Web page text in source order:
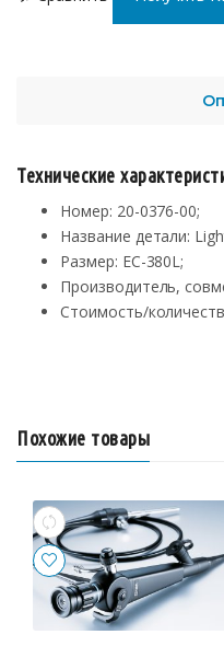
Технические
Номер: 20-0376-00;
Название детали:
Размер: EC-380L;
Производитель,
Стоимость/
Похожие товары